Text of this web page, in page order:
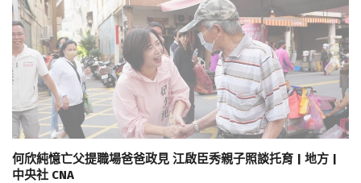
何欣純憶亡父提職場爸爸政見 江啟臣秀親子照談托育 | 地方 |
中央社 CNA